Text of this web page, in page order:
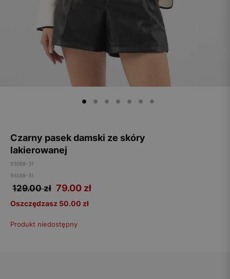
Czarny pasek damski ze skóry
lakierowanej
93088-31
93088-31
129.00 zł 79.00 zł
Oszczędzasz 50.00 zł
Produkt niedostępny